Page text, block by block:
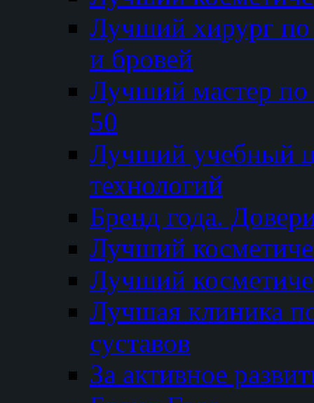
Лучший хирург по
и бровей
Лучший мастер
50
Лучший
технологий
Бренд года.
Лучший
Лучший
Лучшая клиника
суставов
За активное